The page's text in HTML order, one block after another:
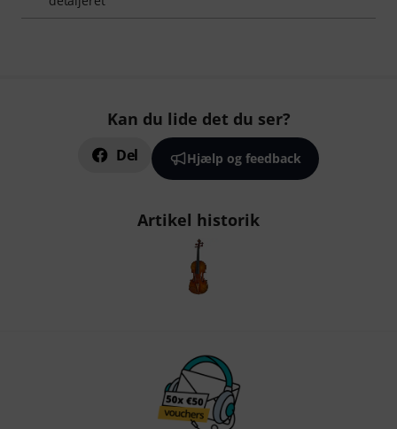
Kan du lide det du ser?
Del Hjælp og feedback
Artikel historik